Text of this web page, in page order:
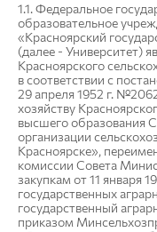
1.1. Федеральное
образовательное
«Красноярский
(далее - Университет)
Красноярского
в соответствии с
29 апреля 1952 г.
хозяйству
высшего образования
организации
Красноярске»,
комиссии Совета
закупкам от 11 января
государственных
государственный
приказом